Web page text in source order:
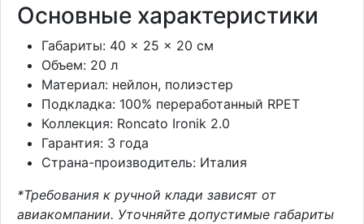
Основные характеристики
Габариты: 40 × 25 × 20 см
Объем: 20 л
Материал: нейлон, полиэстер
Подкладка: 100% переработанный RPET
Коллекция: Roncato Ironik 2.0
Гарантия: 3 года
Страна-производитель: Италия
*Требования к ручной клади зависят от
авиакомпании. Уточняйте допустимые габариты